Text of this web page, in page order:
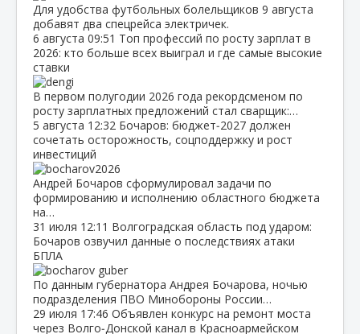
Для удобства футбольных болельщиков 9 августа
добавят два спецрейса электричек.
6 августа 09:51 Топ профессий по росту зарплат в
2026: кто больше всех выиграл и где самые высокие
ставки
В первом полугодии 2026 года рекордсменом по
росту зарплатных предложений стал сварщик:…
5 августа 12:32 Бочаров: бюджет‑2027 должен
сочетать осторожность, соцподдержку и рост
инвестиций
Андрей Бочаров сформулировал задачи по
формированию и исполнению областного бюджета
на…
31 июля 12:11 Волгоградская область под ударом:
Бочаров озвучил данные о последствиях атаки
БПЛА
По данным губернатора Андрея Бочарова, ночью
подразделения ПВО Минобороны России…
29 июля 17:46 Объявлен конкурс на ремонт моста
через Волго‑Донской канал в Красноармейском